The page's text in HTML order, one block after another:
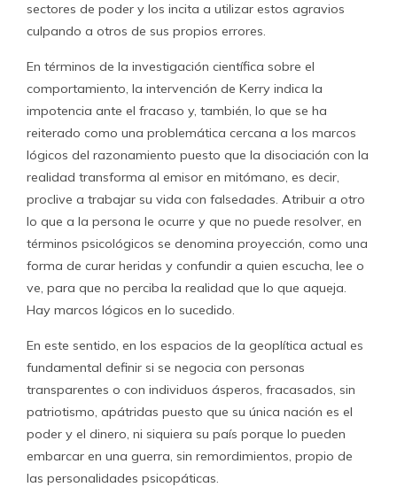
sectores de poder y los incita a utilizar estos agravios
culpando a otros de sus propios errores.
En términos de la investigación científica sobre el
comportamiento, la intervención de Kerry indica la
impotencia ante el fracaso y, también, lo que se ha
reiterado como una problemática cercana a los marcos
lógicos del razonamiento puesto que la disociación con la
realidad transforma al emisor en mitómano, es decir,
proclive a trabajar su vida con falsedades. Atribuir a otro
lo que a la persona le ocurre y que no puede resolver, en
términos psicológicos se denomina proyección, como una
forma de curar heridas y confundir a quien escucha, lee o
ve, para que no perciba la realidad que lo que aqueja.
Hay marcos lógicos en lo sucedido.
En este sentido, en los espacios de la geoplítica actual es
fundamental definir si se negocia con personas
transparentes o con individuos ásperos, fracasados, sin
patriotismo, apátridas puesto que su única nación es el
poder y el dinero, ni siquiera su país porque lo pueden
embarcar en una guerra, sin remordimientos, propio de
las personalidades psicopáticas.